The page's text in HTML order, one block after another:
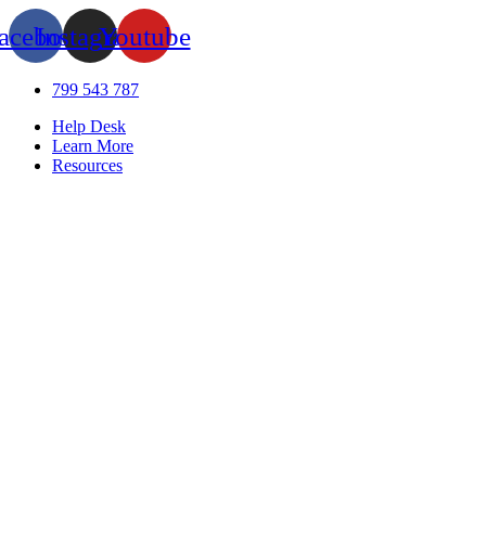
InstagramYoutube
799 543 787
Help Desk
Learn More
Resources